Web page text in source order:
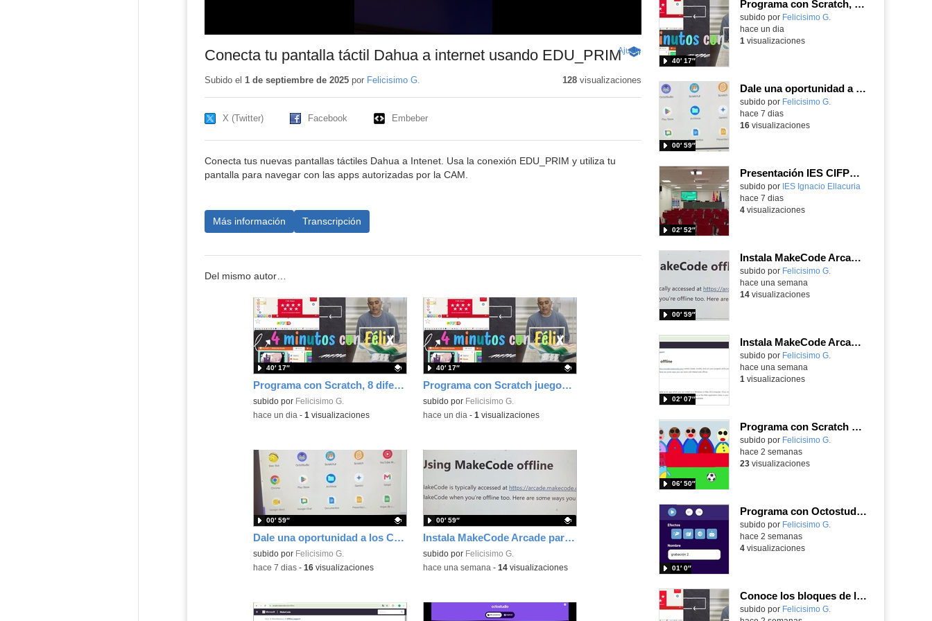
Conecta tu pantalla táctil Dahua a internet usando EDU_PRIM -
Contenido
educativo
Ajuste
pantalla
Subido el 1 de septiembre de 2025por Felicisimo G. 128visualizaciones
X (Twitter) Facebook Embeber
Conecta tus nuevas pantallas táctiles Dahua a Intenet. Usa la conexión EDU_PRIM y utiliza tu
pantalla para navegar con las apps autorizadas por la CAM.
Más información Transcripción
Del mismo autor…
Programa con Scratch, 8 diferentes juegos para vivir la emoción de los partidos de España en el mundial 2026
Contenido educativo.
subido por Felicisimo G.
40′ 17″
-hace un dia - 1 visualizaciones
Programa con Scratch juegos con los partidos del mundial 2026 ganados por España
Contenido educativo.
subido por Felicisimo G.
40′ 17″
-hace un dia - 1 visualizaciones
Dale una oportunidad a los Chromebooks y utiliza un proyector para realizar talleres si no tienes pantallas táctiles
Contenido educativo.
subido por Felicisimo G.
00′ 59″
-hace 7 dias- 16visualizaciones
Instala MakeCode Arcade para trabajar offline en tu tablet, ordenador, Chromebook
Contenido educativo.
subido por Felicisimo G.
00′ 59″
-hace una semana - 14visualizaciones
Programa con Scratch, 8 diferentes juegos para vivir la emoción de los partidos de España en el mundial 2026
Contenido educativo.
subido por Felicisimo G.
40′ 17″
hace un dia
1 visualizaciones
Dale una oportunidad a los Chromebooks y utiliza un proyector para realizar talleres si no tienes pantallas táctiles
Contenido educativo.
subido por Felicisimo G.
00′ 59″
hace 7 dias
16visualizaciones
Presentación IES CIFPD Ignacio Ellacuría
Contenido educativo.
subido por IES Ignacio Ellacuria
02′ 52″
hace 7 dias
4visualizaciones
Instala MakeCode Arcade para trabajar offline en tu tablet, ordenador, Chromebook
Contenido educativo.
subido por Felicisimo G.
00′ 59″
hace una semana
14visualizaciones
Instala MakeCode Arcade offline para programar grandes juegos sin necesidad de Internet
Contenido educativo.
subido por Felicisimo G.
02′ 07″
hace una semana
1 visualizaciones
Programa con Scratch Jr una barrera que se desplaza para dar sensación de movimiento
Contenido educativo.
subido por Felicisimo G.
06′ 50″
hace 2 semanas
23visualizaciones
Programa con Octostudio, una animación utilizando la cámara para una foto y audio y texto para comunicar.
Contenido educativo.
subido por Felicisimo G.
01′ 0″
hace 2 semanas
4visualizaciones
Conoce los bloques de la app Octostudio, gratuito, offline y para tu tablet y móvil - Contenido educativo
Contenido educativo.
subido por Felicisimo G.